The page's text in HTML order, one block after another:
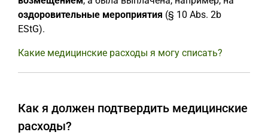
оздоровительные мероприятия (§ 10 Abs. 2b
EStG).
Какие медицинские расходы я могу списать?
Как я должен подтвердить медицинские
расходы?